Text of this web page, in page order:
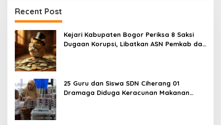
Recent Post
Kejari Kabupaten Bogor Periksa 8 Saksi
Dugaan Korupsi, Libatkan ASN Pemkab dan
25 Guru dan Siswa SDN Ciherang 01
Dramaga Diduga Keracunan Makanan